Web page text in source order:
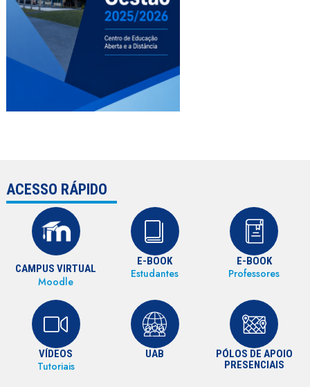
ACESSO RÁPIDO
CAMPUS VIRTUAL
Moodle
E-BOOK
Estudantes
E-BOOK
Professores
VÍDEOS
Tutoriais
UAB
PÓLOS DE APOIO
PRESENCIAIS